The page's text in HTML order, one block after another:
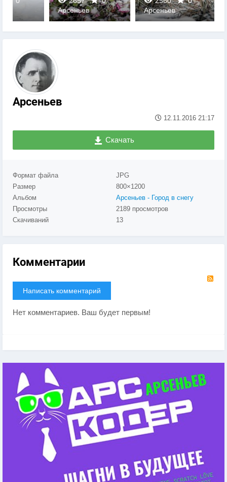
Арсеньев
0
Арсеньев
0
Арсеньев
Арсеньев
12.11.2016 21:17
Скачать
Формат файла
JPG
Размер
800×1200
Альбом
Арсеньев - Город в снегу
Просмотры
2189 просмотров
Скачиваний
13
Комментарии
Написать комментарий
Нет комментариев. Ваш будет первым!